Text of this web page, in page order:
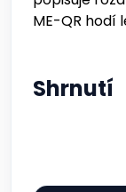
ME-QR hodí
Shrnutí